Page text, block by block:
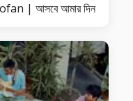
| আসবে আমার দিন